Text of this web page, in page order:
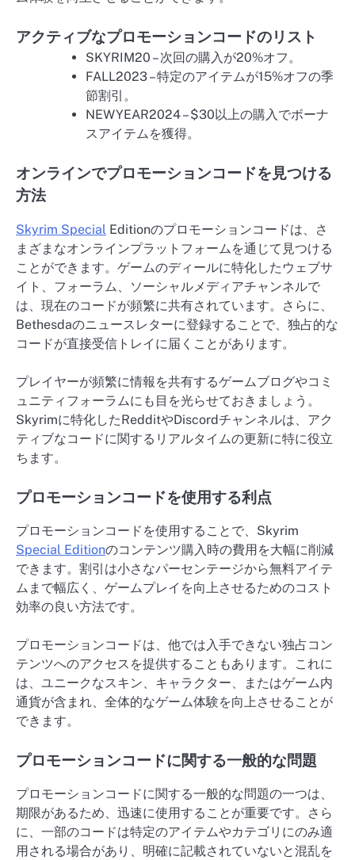
アクティブなプロモーションコードのリスト
SKYRIM20 – 次回の購入が20%オフ。
FALL2023 – 特定のアイテムが15%オフの季
節割引。
NEWYEAR2024 – $30以上の購入でボーナ
スアイテムを獲得。
オンラインでプロモーションコードを見つける
方法
Skyrim Special Editionのプロモーションコードは、さ
まざまなオンラインプラットフォームを通じて見つける
ことができます。ゲームのディールに特化したウェブサ
イト、フォーラム、ソーシャルメディアチャンネルで
は、現在のコードが頻繁に共有されています。さらに、
Bethesdaのニュースレターに登録することで、独占的な
コードが直接受信トレイに届くことがあります。
プレイヤーが頻繁に情報を共有するゲームブログやコミ
ュニティフォーラムにも目を光らせておきましょう。
Skyrimに特化したRedditやDiscordチャンネルは、アク
ティブなコードに関するリアルタイムの更新に特に役立
ちます。
プロモーションコードを使用する利点
プロモーションコードを使用することで、Skyrim
Special Editionのコンテンツ購入時の費用を大幅に削減
できます。割引は小さなパーセンテージから無料アイテ
ムまで幅広く、ゲームプレイを向上させるためのコスト
効率の良い方法です。
プロモーションコードは、他では入手できない独占コン
テンツへのアクセスを提供することもあります。これに
は、ユニークなスキン、キャラクター、またはゲーム内
通貨が含まれ、全体的なゲーム体験を向上させることが
できます。
プロモーションコードに関する一般的な問題
プロモーションコードに関する一般的な問題の一つは、
期限があるため、迅速に使用することが重要です。さら
に、一部のコードは特定のアイテムやカテゴリにのみ適
用される場合があり、明確に記載されていないと混乱を